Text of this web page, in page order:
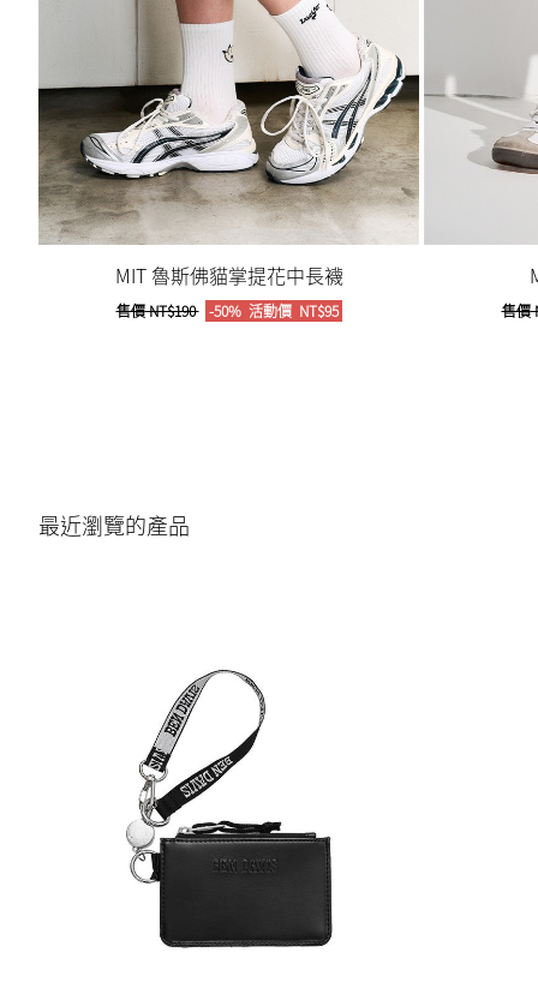
MIT 魯斯佛貓掌提花中長襪
售價NT$190 -50% 活動價NT$95 售價
最近瀏覽的產品